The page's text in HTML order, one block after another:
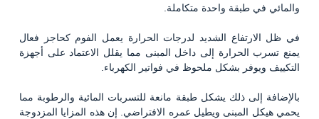
والمائي في طبقة واحدة متكاملة.
في ظل الارتفاع الشديد لدرجات الحرارة يعمل الفوم كحاجز فعال
يمنع تسرب الحرارة إلى داخل المبنى مما يقلل الاعتماد على أجهزة
التكييف ويوفر بشكل ملحوظ في فواتير الكهرباء.
بالإضافة إلى ذلك يشكل طبقة مانعة للتسربات المائية والرطوبة مما
يحمي هيكل المبنى ويطيل عمره الافتراضي. إن هذه المزايا المزدوجة